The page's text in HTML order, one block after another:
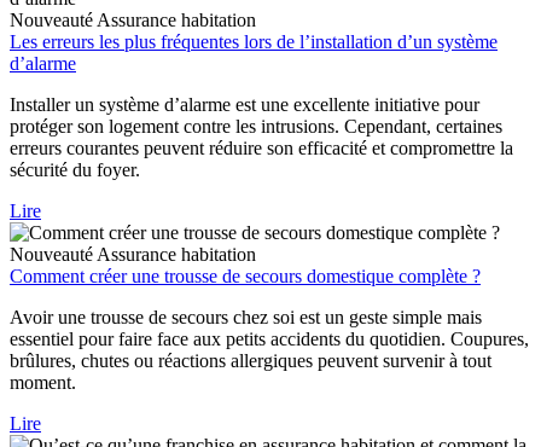
Nouveauté Assurance habitation
Les erreurs les plus fréquentes lors de l’installation d’un système
d’alarme
Installer un système d’alarme est une excellente initiative pour
protéger son logement contre les intrusions. Cependant, certaines
erreurs courantes peuvent réduire son efficacité et compromettre la
sécurité du foyer.
Lire
Nouveauté Assurance habitation
Comment créer une trousse de secours domestique complète ?
Avoir une trousse de secours chez soi est un geste simple mais
essentiel pour faire face aux petits accidents du quotidien. Coupures,
brûlures, chutes ou réactions allergiques peuvent survenir à tout
moment.
Lire